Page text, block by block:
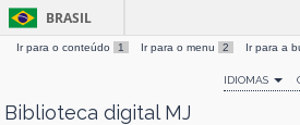
Skip
BRASIL
Ir para o conteúdo 1 Ir para o menu 2 Ir para a
IDIOMAS
Biblioteca digital MJ